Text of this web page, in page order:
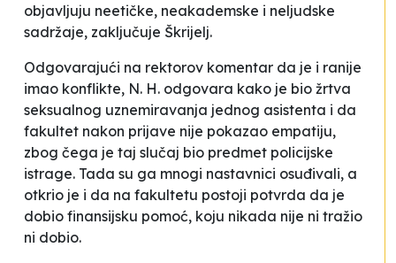
objavljuju neetičke, neakademske i neljudske
sadržaje, zaključuje Škrijelj.
Odgovarajući na rektorov komentar da je i ranije
imao konflikte, N. H. odgovara kako je bio žrtva
seksualnog uznemiravanja jednog asistenta i da
fakultet nakon prijave nije pokazao empatiju,
zbog čega je taj slučaj bio predmet policijske
istrage. Tada su ga mnogi nastavnici osuđivali, a
otkrio je i da na fakultetu postoji potvrda da je
dobio finansijsku pomoć, koju nikada nije ni tražio
ni dobio.